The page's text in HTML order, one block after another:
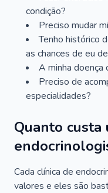
condição?
Preciso mudar
Tenho histórico
as chances de eu
A minha doença
Preciso de
especialidades?
Quanto custa
Cada clínica de
valores e eles são